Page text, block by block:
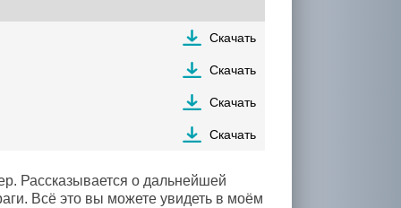
Скачать
Скачать
Скачать
Скачать
Рассказывается о дальнейшей
Всё это вы можете увидеть в моём